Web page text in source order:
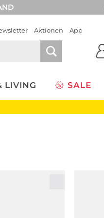
Aktionen App
LIVING SALE